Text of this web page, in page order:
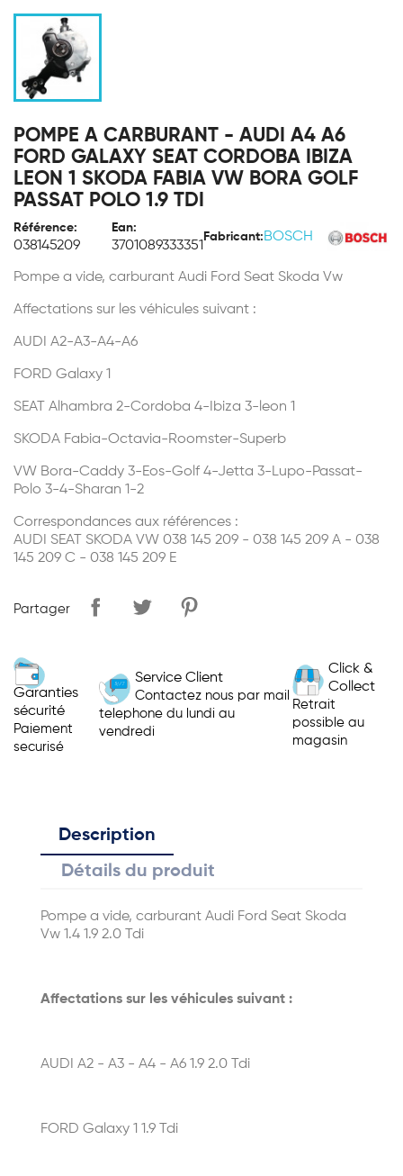
POMPE A CARBURANT - AUDI A4 A6
FORD GALAXY SEAT CORDOBA IBIZA
LEON 1 SKODA FABIA VW BORA GOLF
PASSAT POLO 1.9 TDI
Référence:
038145209
Ean:
3701089333351
Fabricant: BOSCH
Pompe a vide, carburant Audi Ford Seat Skoda Vw
Affectations sur les véhicules suivant :
AUDI A2-A3-A4-A6
FORD Galaxy 1
SEAT Alhambra 2-Cordoba 4-Ibiza 3-leon 1
SKODA Fabia-Octavia-Roomster-Superb
VW Bora-Caddy 3-Eos-Golf 4-Jetta 3-Lupo-Passat-
Polo 3-4-Sharan 1-2
Correspondances aux références :
AUDI SEAT SKODA VW 038 145 209 - 038 145 209 A - 038
145 209 C - 038 145 209 E
Partager
Garanties
sécurité
Paiement
securisé
Service Client
Contactez nous par mail
telephone du lundi au
vendredi
Click &
Collect
Retrait
possible au
magasin
Description
Détails du produit
Pompe a vide, carburant Audi Ford Seat Skoda
Vw 1.4 1.9 2.0 Tdi
Affectations sur les véhicules suivant :
AUDI A2 - A3 - A4 - A6 1.9 2.0 Tdi
FORD Galaxy 1 1.9 Tdi